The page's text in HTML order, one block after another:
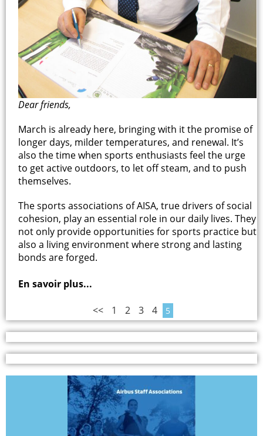
Dear friends,
March is already here, bringing with it the promise of
longer days, milder temperatures, and renewal. It’s
also the time when sports enthusiasts feel the urge
to get active outdoors, to let off steam, and to push
themselves.
The sports associations of AISA, true drivers of social
cohesion, play an essential role in our daily lives. They
not only provide opportunities for sports practice but
also a living environment where strong and lasting
bonds are forged.
En savoir plus...
<< 1 2 3 4 5